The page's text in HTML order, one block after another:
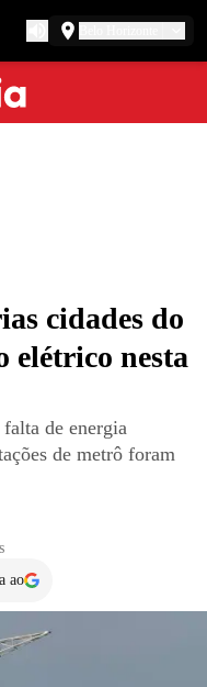
cidades do
elétrico nesta
de energia
de metrô foram
ao